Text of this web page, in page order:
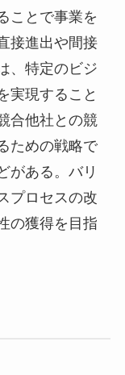
ことで事業を
接進出や間接
、特定のビジ
実現すること
合他社との競
ための戦略で
がある。バリ
プロセスの改
の獲得を目指